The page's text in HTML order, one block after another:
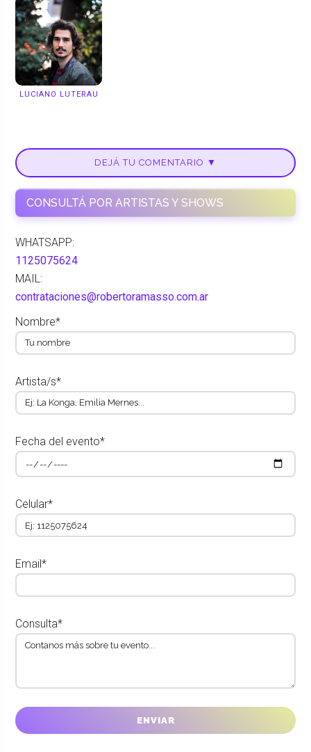
LUCIANO LUTERAU
DEJÁ TU COMENTARIO ▼
CONSULTÁ POR ARTISTAS Y SHOWS
WHATSAPP:
1125075624
MAIL:
contrataciones@robertoramasso.com.ar
Nombre*
Artista/s*
Fecha del evento*
Celular*
Email*
Consulta*